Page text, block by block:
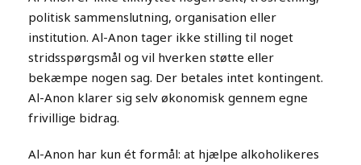
politisk sammenslutning, organisation eller
institution. Al-Anon tager ikke stilling til noget
stridsspørgsmål og vil hverken støtte eller
bekæmpe nogen sag. Der betales intet kontingent.
Al-Anon klarer sig selv økonomisk gennem egne
frivillige bidrag.
Al-Anon har kun ét formål: at hjælpe alkoholikeres